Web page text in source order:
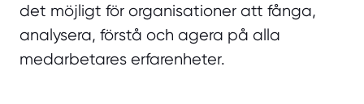
det möjligt för organisationer att fånga,
analysera, förstå och agera på alla
medarbetares erfarenheter.